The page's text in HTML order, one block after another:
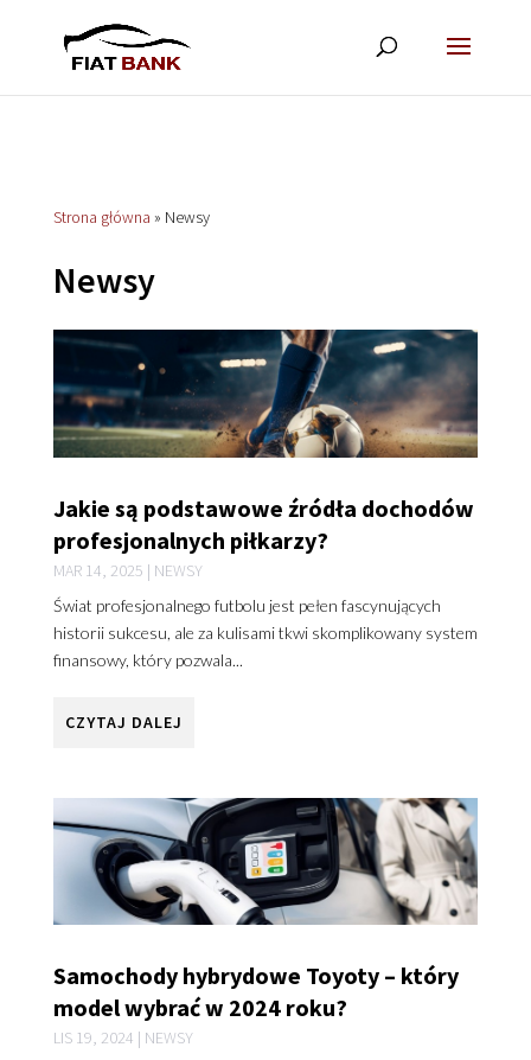
Strona główna » Newsy
Newsy
Jakie są podstawowe źródła dochodów
profesjonalnych piłkarzy?
MAR 14, 2025 | NEWSY
Świat profesjonalnego futbolu jest pełen fascynujących
historii sukcesu, ale za kulisami tkwi skomplikowany system
finansowy, który pozwala...
CZYTAJ DALEJ
Samochody hybrydowe Toyoty – który
model wybrać w 2024 roku?
LIS 19, 2024 | NEWSY